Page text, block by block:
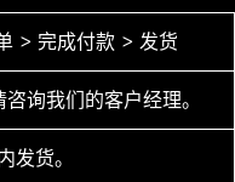
> 完成付款 > 发货
询我们的客户经理。
发货。